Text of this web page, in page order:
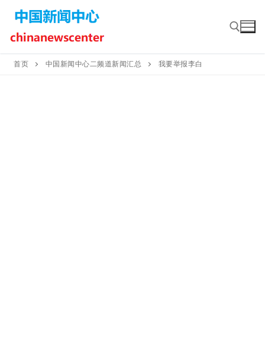
content
首页 中国新闻中心二频道新闻汇总 我要举报李白